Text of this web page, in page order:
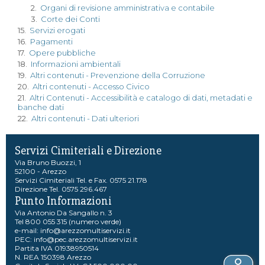
2. Organi di revisione amministrativa e contabile
3. Corte dei Conti
15. Servizi erogati
16. Pagamenti
17. Opere pubbliche
18. Informazioni ambientali
19. Altri contenuti - Prevenzione della Corruzione
20. Altri contenuti - Accesso Civico
21. Altri Contenuti - Accessibilità e catalogo di dati, metadati e
banche dati
22. Altri contenuti - Dati ulteriori
Servizi Cimiteriali e Direzione
Via Bruno Buozzi, 1
52100 - Arezzo
Servizi Cimiteriali Tel. e Fax. 0575 21.178
Direzione Tel. 0575 296.467
Punto Informazioni
Via Antonio Da Sangallo n. 3
Tel 800 055 315 (numero verde)
e-mail: info@arezzomultiservizi.it
PEC: info@pec.arezzomultiservizi.it
Partita IVA 01938950514
N. REA 150398 Arezzo